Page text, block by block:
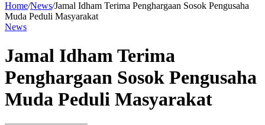
Home/News/Jamal Idham Terima Penghargaan Sosok Pengusaha
Muda Peduli Masyarakat
News
Jamal Idham Terima
Penghargaan Sosok Pengusaha
Muda Peduli Masyarakat